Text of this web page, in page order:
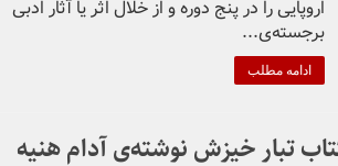
اروپایی را در پنج دوره و از خلال اثر یا آثار ادبی
برجسته‌ی...
ادامه مطلب